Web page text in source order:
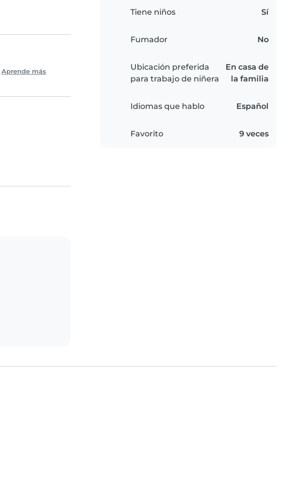
Aprende más
Tiene niños Sí
Fumador No
Ubicación preferida
para trabajo de niñera
En casa de
la familia
Idiomas que hablo Español
Favorito 9 veces